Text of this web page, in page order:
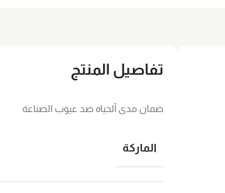
تفاصيل المنتج
ضمان مدى آلحياه ضد عيوب الصناعة
الماركة